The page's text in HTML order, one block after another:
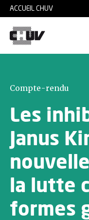
Skip to main content
ACCUEIL CHUV
Compte-rendu
Les
Janus
la lutte
formes